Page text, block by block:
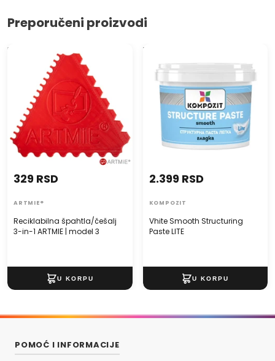
Preporučeni proizvodi
Reciklabilna špahtla/češalj 3-
in-1 ARTMIE | model 3
Reciklabilna špahtla/češalj
3-in-1 ARTMIE | model 3
329 RSD
ARTMIE®
Vhite Smooth Structuring
Paste LITE
Vhite Smooth Structuring
Paste LITE
2.399 RSD
KOMPOZIT
POMOĆ I INFORMACIJE